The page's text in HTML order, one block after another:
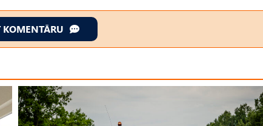
KOMENTĀRU